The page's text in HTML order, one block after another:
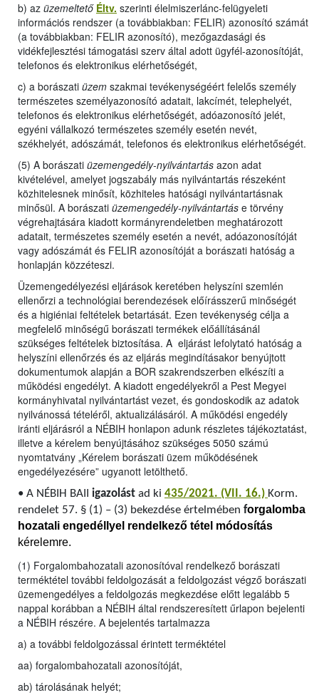
b) az üzemeltető Éltv. szerinti élelmiszerlánc-felügyeleti
információs rendszer (a továbbiakban: FELIR) azonosító számát
(a továbbiakban: FELIR azonosító), mezőgazdasági és
vidékfejlesztési támogatási szerv által adott ügyfél-azonosítóját,
telefonos és elektronikus elérhetőségét,
c) a borászati üzem szakmai tevékenységéért felelős személy
természetes személyazonosító adatait, lakcímét, telephelyét,
telefonos és elektronikus elérhetőségét, adóazonosító jelét,
egyéni vállalkozó természetes személy esetén nevét,
székhelyét, adószámát, telefonos és elektronikus elérhetőségét.
(5) A borászati üzemengedély-nyilvántartás azon adat
kivételével, amelyet jogszabály más nyilvántartás részeként
közhitelesnek minősít, közhiteles hatósági nyilvántartásnak
minősül. A borászati üzemengedély-nyilvántartás e törvény
végrehajtására kiadott kormányrendeletben meghatározott
adatait, természetes személy esetén a nevét, adóazonosítóját
vagy adószámát és FELIR azonosítóját a borászati hatóság a
honlapján közzéteszi.
Üzemengedélyezési eljárások keretében helyszíni szemlén
ellenőrzi a technológiai berendezések előírásszerű minőségét
és a higiéniai feltételek betartását. Ezen tevékenység célja a
megfelelő minőségű borászati termékek előállításánál
szükséges feltételek biztosítása. A eljárást lefolytató hatóság a
helyszíni ellenőrzés és az eljárás megindításakor benyújtott
dokumentumok alapján a BOR szakrendszerben elkészíti a
működési engedélyt. A kiadott engedélyekről a Pest Megyei
kormányhivatal nyilvántartást vezet, és gondoskodik az adatok
nyilvánossá tételéről, aktualizálásáról. A működési engedély
iránti eljárásról a NÉBIH honlapon adunk részletes tájékoztatást,
illetve a kérelem benyújtásához szükséges 5050 számú
nyomtatvány „Kérelem borászati üzem működésének
engedélyezésére” ugyanott letölthető.
• A NÉBIH BAII igazolást ad ki 435/2021. (VII. 16.) Korm.
rendelet 57. § (1) – (3) bekezdése értelmében forgalomba
hozatali engedéllyel rendelkező tétel módosítás
kérelemre.
(1) Forgalombahozatali azonosítóval rendelkező borászati
terméktétel további feldolgozását a feldolgozást végző borászati
üzemengedélyes a feldolgozás megkezdése előtt legalább 5
nappal korábban a NÉBIH által rendszeresített űrlapon bejelenti
a NÉBIH részére. A bejelentés tartalmazza
a) a további feldolgozással érintett terméktétel
aa) forgalombahozatali azonosítóját,
ab) tárolásának helyét;